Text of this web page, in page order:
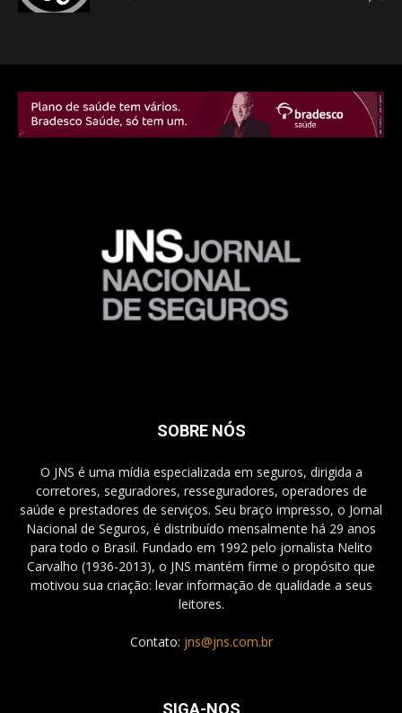
SOBRE NÓS
O JNS é uma mídia especializada em seguros, dirigida a
corretores, seguradores, resseguradores, operadores de
saúde e prestadores de serviços. Seu braço impresso, o Jornal
Nacional de Seguros, é distribuído mensalmente há 29 anos
para todo o Brasil. Fundado em 1992 pelo jornalista Nelito
Carvalho (1936-2013), o JNS mantém firme o propósito que
motivou sua criação: levar informação de qualidade a seus
leitores.
Contato: jns@jns.com.br
SIGA-NOS